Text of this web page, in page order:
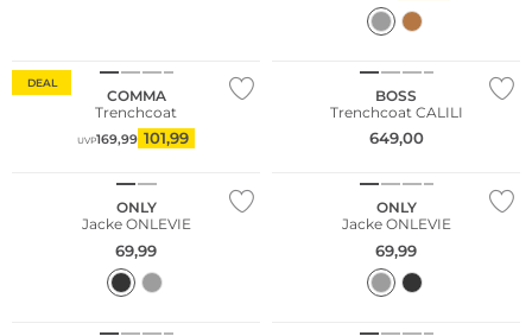
DEAL
COMMA
Trenchcoat
UVP169,99 101,99
BOSS
Trenchcoat CALILI
649,00
ONLY
Jacke ONLEVIE
69,99
ONLY
Jacke ONLEVIE
69,99